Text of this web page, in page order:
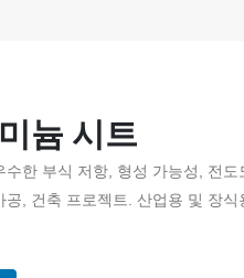
늄 시트
한 부식 저항, 형성 가능성, 전도
공, 건축 프로젝트. 산업용 및 장